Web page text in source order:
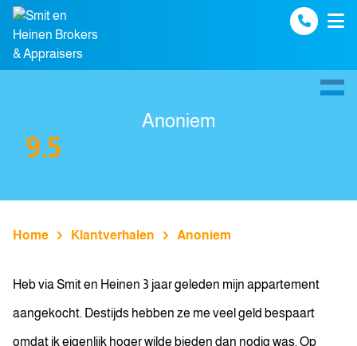
Spring naar inhoud
Anoniem
9.5
Home Klantverhalen Anoniem
Heb via Smit en Heinen 3 jaar geleden mijn appartement
aangekocht. Destijds hebben ze me veel geld bespaart
omdat ik eigenlijk hoger wilde bieden dan nodig was. Op